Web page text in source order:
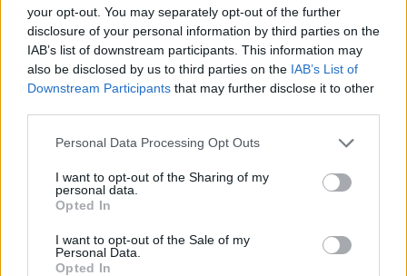
your opt-out. You may separately opt-out of the further
disclosure of your personal information by third parties on the
IAB’s list of downstream participants. This information may
also be disclosed by us to third parties on the IAB’s List of
Downstream Participants that may further disclose it to other
Please note that this website/app uses one or more Google
not limited to your visit or usage behaviour. You may click to
grant or deny consent to Google and its third-party tags to
use your data for below specified purposes in below Google
consent section.
Personal Data Processing Opt Outs
I want to opt-out of the Sharing of my
personal data.
Opted In
I want to opt-out of the Sale of my
Personal Data.
Opted In
λαμβανομένων υπόψη των αποτελεσμάτων της πρώτης
τριετίας» τονίζεται ακόμη στην σχετική διάταξη.